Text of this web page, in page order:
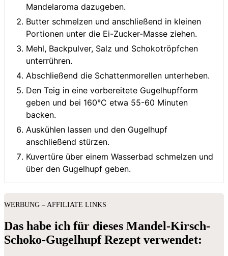
Mandelaroma dazugeben.
Butter schmelzen und anschließend in kleinen
Portionen unter die Ei-Zucker-Masse ziehen.
Mehl, Backpulver, Salz und Schokotröpfchen
unterrühren.
Abschließend die Schattenmorellen unterheben.
Den Teig in eine vorbereitete Gugelhupfform
geben und bei 160°C etwa 55-60 Minuten
backen.
Auskühlen lassen und den Gugelhupf
anschließend stürzen.
Kuvertüre über einem Wasserbad schmelzen und
über den Gugelhupf geben.
WERBUNG – AFFILIATE LINKS
Das habe ich für dieses Mandel-Kirsch-
Schoko-Gugelhupf Rezept verwendet: